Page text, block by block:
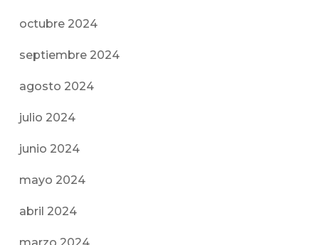
octubre 2024
septiembre 2024
agosto 2024
julio 2024
junio 2024
mayo 2024
abril 2024